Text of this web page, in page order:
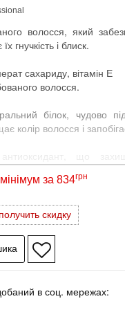
волосся, який
гнучкість і блиск.
сахариду, вітамін Е
волосся.
білок, чудово
колір волосся і
що
зволожувач, захищає
на вимите
застосуванням
оптимально
за 834грн
получить скидку
в соц. мережах: